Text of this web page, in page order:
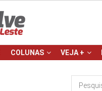
COLUNAS VEJA +